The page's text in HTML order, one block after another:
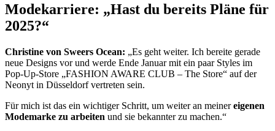
Modekarriere: „Hast du bereits Pläne für
2025?“
Christine von Sweers Ocean: „Es geht weiter. Ich bereite gerade
neue Designs vor und werde Ende Januar mit ein paar Styles im
Pop-Up-Store „FASHION AWARE CLUB – The Store“ auf der
Neonyt in Düsseldorf vertreten sein.
Für mich ist das ein wichtiger Schritt, um weiter an meinereigenen
Modemarke zu arbeiten und sie bekannter zu machen.“